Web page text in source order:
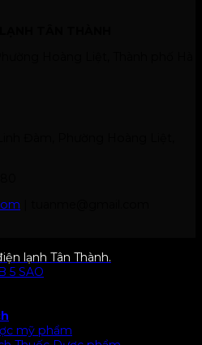
lạnh Tân Thành.
5 SAO
mỹ phẩm